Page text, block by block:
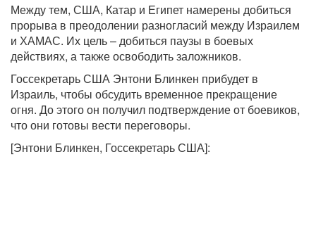
Между тем, США, Катар и Египет намерены добиться
прорыва в преодолении разногласий между Израилем
и ХАМАС. Их цель – добиться паузы в боевых
действиях, а также освободить заложников.
Госсекретарь США Энтони Блинкен прибудет в
Израиль, чтобы обсудить временное прекращение
огня. До этого он получил подтверждение от боевиков,
что они готовы вести переговоры.
[Энтони Блинкен, Госсекретарь США]: